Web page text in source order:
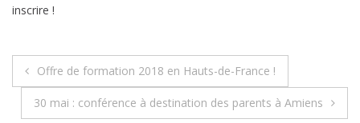
inscrire !
Navigation
de
Offre de formation 2018 en Hauts-de-France !
30 mai : conférence à destination des parents à Amiens